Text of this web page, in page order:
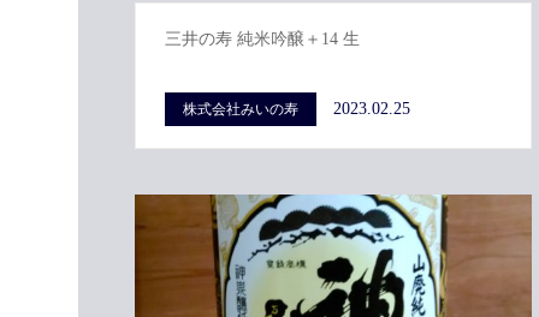
三井の寿 純米吟醸＋14 生
株式会社みいの寿 2023.02.25